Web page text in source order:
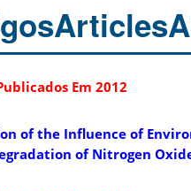
Articles
Em 2012
of the Influence of
of Nitrogen